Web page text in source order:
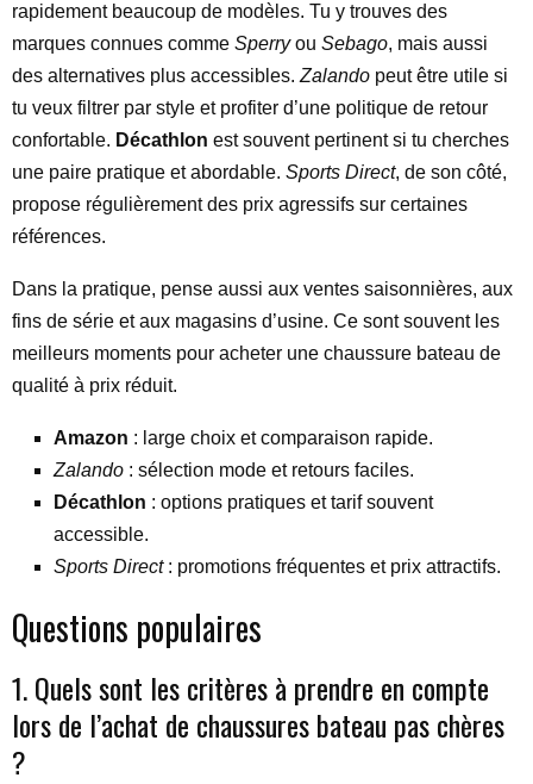
rapidement beaucoup de modèles. Tu y trouves des
marques connues comme Sperryou Sebago, mais aussi
des alternatives plus accessibles. Zalando peut être utile si
tu veux filtrer par style et profiter d’une politique de retour
confortable. Décathlon est souvent pertinent si tu cherches
une paire pratique et abordable. Sports Direct, de son côté,
propose régulièrement des prix agressifs sur certaines
références.
Dans la pratique, pense aussi aux ventes saisonnières, aux
fins de série et aux magasins d’usine. Ce sont souvent les
meilleurs moments pour acheter une chaussure bateau de
qualité à prix réduit.
Amazon : large choix et comparaison rapide.
Zalando : sélection mode et retours faciles.
Décathlon : options pratiques et tarif souvent
accessible.
Sports Direct: promotions fréquentes et prix attractifs.
Questions populaires
1. Quels sont les critères à prendre en compte
lors de l’achat de chaussures bateau pas chères
?